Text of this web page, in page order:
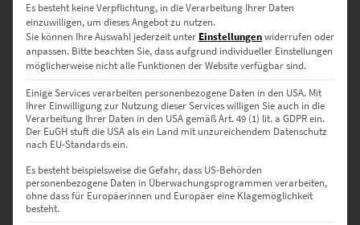
90 × 60 cm – erzeugt visuelle Präsenz
120 × 80 cm – passt zu offenen Wohnkonzepten & größeren
Räumen
135 × 90 cm – markant für Rezeptionen, offene Treppenbereiche
150 × 100 cm – für extra große Räume mit architektonischer
Wirkung
✔️ Wunschformat nicht dabei? Anfrage über unserKontaktformular
Es besteht keine Verpflichtung, in die Verarbeitung Ihrer Daten
einzuwilligen, um dieses Angebot zu nutzen.
Sie können Ihre Auswahl jederzeit unter Einstellungenwiderrufen oder
anpassen. Bitte beachten Sie, dass aufgrund individueller Einstellungen
möglicherweise nicht alle Funktionen der Website verfügbar sind.
Einige Services verarbeiten personenbezogene Daten in den USA. Mit
Ihrer Einwilligung zur Nutzung dieser Services willigen Sie auch in die
Verarbeitung Ihrer Daten in den USA gemäß Art. 49 (1) lit. a GDPR ein.
Der EuGH stuft die USA als ein Land mit unzureichendem Datenschutz
nach EU-Standards ein.
Es besteht beispielsweise die Gefahr, dass US-Behörden
personenbezogene Daten in Überwachungsprogrammen verarbeiten,
ohne dass für Europäerinnen und Europäer eine Klagemöglichkeit
besteht.